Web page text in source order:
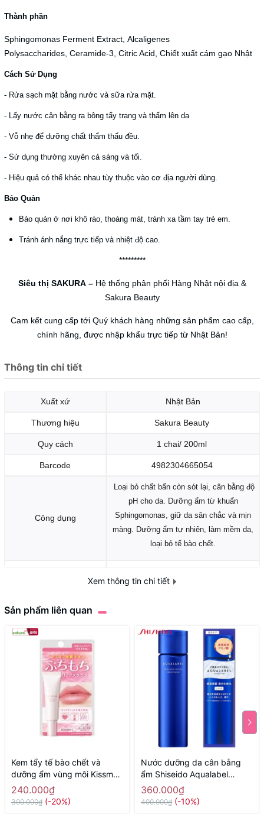
Thành phần
Sphingomonas Ferment Extract, Alcaligenes
Polysaccharides, Ceramide-3, Citric Acid, Chiết xuất cám gạo Nhật
Cách Sử Dụng
- Rửa sạch mặt bằng nước và sữa rửa mặt.
- Lấy nước cân bằng ra bông tẩy trang và thấm lên da
- Vỗ nhẹ để dưỡng chất thẩm thấu đều.
- Sử dụng thường xuyên cả sáng và tối.
- Hiệu quả có thể khác nhau tùy thuộc vào cơ địa người dùng.
Bảo Quản
Bảo quản ở nơi khô ráo, thoáng mát, tránh xa tầm tay trẻ em.
Tránh ánh nắng trực tiếp và nhiệt độ cao.
*********
Siêu thị SAKURA –Hệ thống phân phối Hàng Nhật nội địa &
Sakura Beauty
Cam kết cung cấp tới Quý khách hàng những sản phẩm cao cấp,
chính hãng, được nhập khẩu trực tiếp từ Nhật Bản!
Thông tin chi tiết
Xuất xứ Nhật Bản
Thương hiệu Sakura Beauty
Quy cách 1 chai/ 200ml
Barcode 4982304665054
Công dụng
Loại bỏ chất bẩn còn sót lại, cân bằng độ
pH cho da.
Dưỡng ẩm từ khuẩn
Sphingomonas, giữ da săn chắc và mịn
màng.
Dưỡng ẩm tự nhiên, làm mềm da,
loại bỏ tế bào chết.
Extract, Alcaligenes
Tính chất Lỏng
Định lượng 200ml
Xem thông tin chi tiết
Sản phẩm liên quan
Kem tẩy tế bào chết và
dưỡng ẩm vùng môi Kissme
10g - Hàng Nhật nội địa
240.000₫
300.000₫ (-20%)
Nước dưỡng da cân bằng
ẩm Shiseido Aqualabel
Treatment Lotion Brightening
170ml ( da thường) - Hàng
360.000₫
400.000₫ (-10%)